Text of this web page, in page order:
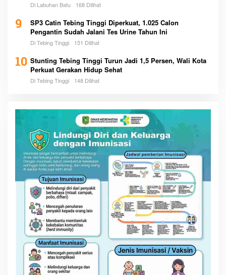
Di Labuhan Batu 168 Dilihat
9
SP3 Catin Tebing Tinggi Diperkuat, 1.025 Calon
Pengantin Sudah Jalani Tes Urine Tahun Ini
Di Tebing Tinggi 151 Dilihat
10 Stunting Tebing Tinggi Turun Jadi 1,5 Persen, Wali Kota
Perkuat Gerakan Hidup Sehat
Di Tebing Tinggi 148 Dilihat